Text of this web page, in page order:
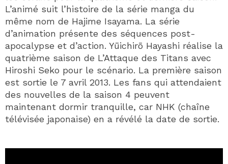
L’animé suit l’histoire de la série manga du
même nom de Hajime Isayama. La série
d’animation présente des séquences post-
apocalypse et d’action. Yūichirō Hayashi réalise la
quatrième saison de L’Attaque des Titans avec
Hiroshi Seko pour le scénario. La première saison
est sortie le 7 avril 2013. Les fans qui attendaient
des nouvelles de la saison 4 peuvent
maintenant dormir tranquille, car NHK (chaîne
télévisée japonaise) en a révélé la date de sortie.